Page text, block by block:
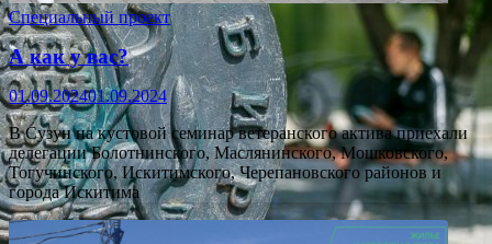
Специальный проект
А как у вас?
01.09.202401.09.2024
В Сузун на кустовой семинар ветеранского актива приехали
делегации Болотнинского, Маслянинского, Мошковского,
Тогучинского, Искитимского, Черепановского районов и
города Искитима